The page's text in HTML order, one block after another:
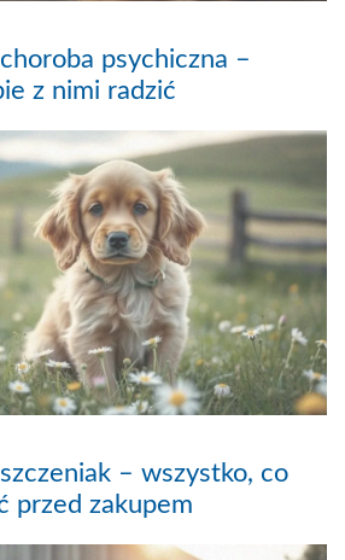
psychiczna –
z nimi radzić
– wszystko, co
przed zakupem